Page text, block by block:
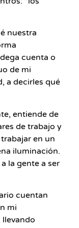
nuestra
cuenta o
de mi
a decirles qué
entiende de
de trabajo y
en un
iluminación.
la gente a ser
cuentan
mi
llevando